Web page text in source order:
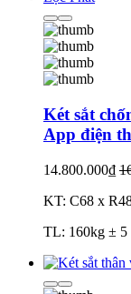
Két sắt
App điện
14.800.000₫
KT: C68 x
TL: 160kg ± 5